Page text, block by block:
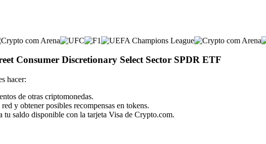
Consumer Discretionary Select Sector SPDR ETF
hacer:
de otras criptomonedas.
y obtener posibles recompensas en tokens.
tu saldo disponible con la tarjeta Visa de Crypto.com.